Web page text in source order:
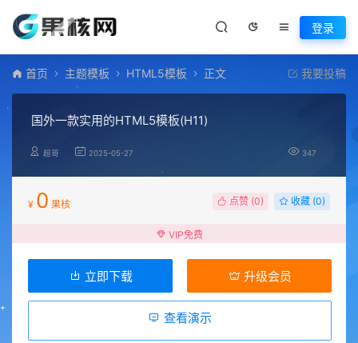
登录
首页 主题模板 HTML5模板 正文 我要投稿
国外一款实用的HTML5模板(H11)
超哥 2025-05-27 347
¥ 0 果核 点赞 (0) 收藏 (0)
VIP免费
立即下载 升级会员
查看演示